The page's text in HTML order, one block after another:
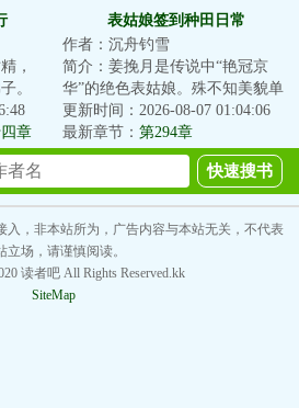
月改变了我的一生
，
。
章
表姑娘签到种田日常
作者：沉舟钓雪
简介：姜挽月是传说中“艳冠京
华”的绝色表姑娘。殊不知美貌单
出从来都是死局。想打破死局，
要么有挂，要...
更新时间：2026-08-07 01:04:06
最新章节： 第294章
入，非本站所为，广告内容与本站无关，不代表
立场，请谨慎阅读。
读者吧 All Rights Reserved.kk
SiteMap